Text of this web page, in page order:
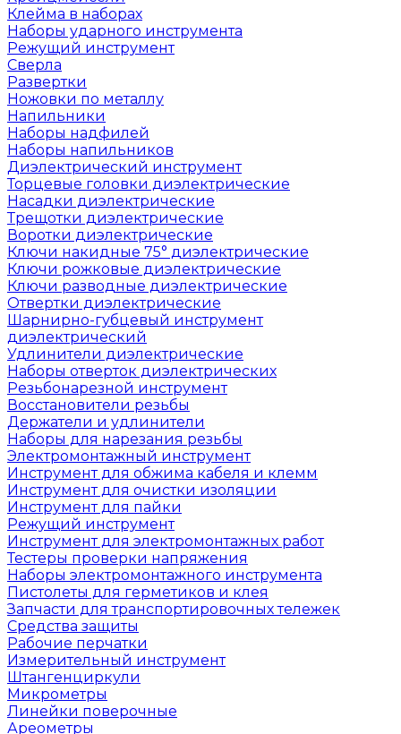
Клейма в наборах
Наборы ударного инструмента
Режущий инструмент
Сверла
Развертки
Ножовки по металлу
Напильники
Наборы надфилей
Наборы напильников
Диэлектрический инструмент
Торцевые головки диэлектрические
Насадки диэлектрические
Трещотки диэлектрические
Воротки диэлектрические
Ключи накидные 75° диэлектрические
Ключи рожковые диэлектрические
Ключи разводные диэлектрические
Отвертки диэлектрические
Шарнирно-губцевый инструмент
диэлектрический
Удлинители диэлектрические
Наборы отверток диэлектрических
Резьбонарезной инструмент
Восстановители резьбы
Держатели и удлинители
Наборы для нарезания резьбы
Электромонтажный инструмент
Инструмент для обжима кабеля и клемм
Инструмент для очистки изоляции
Инструмент для пайки
Режущий инструмент
Инструмент для электромонтажных работ
Тестеры проверки напряжения
Наборы электромонтажного инструмента
Пистолеты для герметиков и клея
Запчасти для транспортировочных тележек
Средства защиты
Рабочие перчатки
Измерительный инструмент
Штангенциркули
Микрометры
Линейки поверочные
Ареометры